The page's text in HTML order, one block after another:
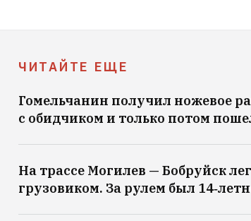
ЧИТАЙТЕ ЕЩЕ
Гомельчанин получил ножевое
с обидчиком и только потом
На трассе Могилев — Бобруйск
грузовиком. За рулем был